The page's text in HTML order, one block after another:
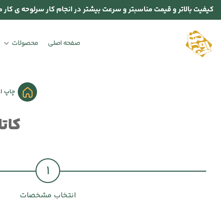
کیفیت بالاتر و قیمت مناسبتر و سرعت بیشتر در انجام کار سرلوحه ی
صفحه اصلی محصولات
چاپ
کاتالوگ 300
1
انتخاب مشخصات